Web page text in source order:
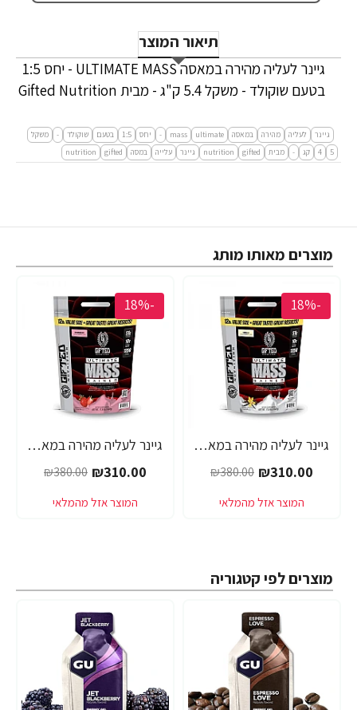
תיאור המוצר
גיינר לעליה מהירה במאסה ULTIMATE MASS - יחס 1:5
בטעם שוקולד - משקל 5.4 ק"ג - מבית Gifted Nutrition
גיינר לעליה מהירה במאסה ultimate
mass
- יחס 1:5 בטעם שוקולד -
משקל
5
4 קג - מבית gifted
nutrition גיינר עלייה במסה gifted
nutrition
מוצרים מאותו מותג
-18%
גיינר לעליה מהירה במאסה ULTIMATE MASS - יחס 1:5 בטעם וניל - משקל 5.4 ק"ג - מבית Gifted Nutrition
₪310.00
₪380.00
-18%
גיינר לעליה מהירה במאסה ULTIMATE MASS - יחס 1:5 בטעם תות - משקל 5.4 ק"ג - מבית Gifted Nutrition
₪310.00
₪380.00
מוצרים לפי קטגוריה